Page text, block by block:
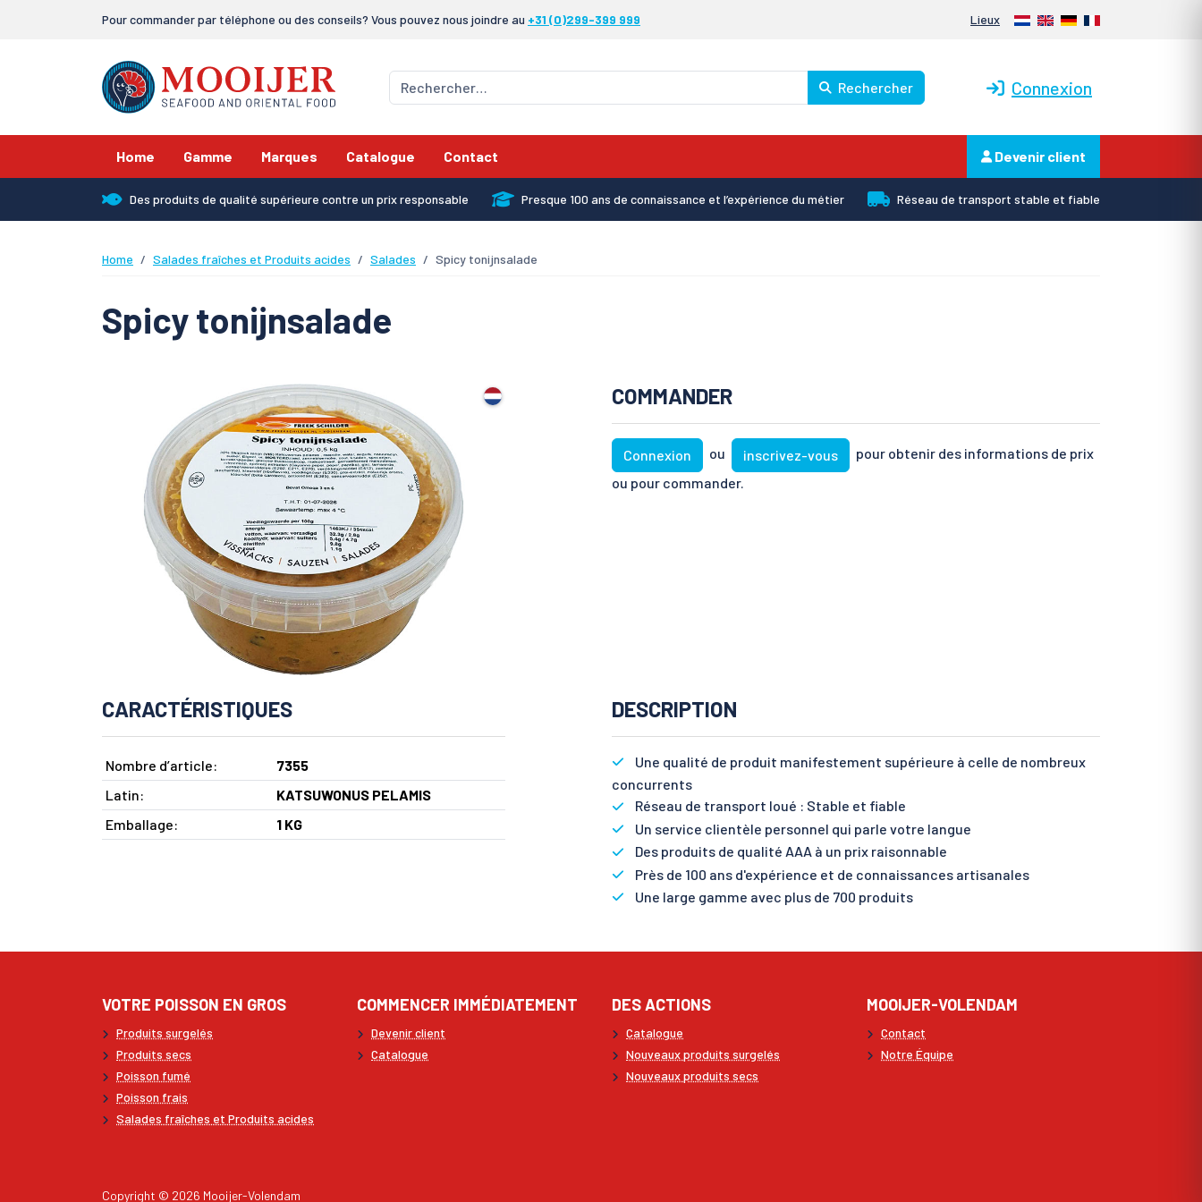
Pour commander par téléphone ou des conseils? Vous pouvez nous joindre au +31 (0)299-399 999 Lieux Nederlands
EnglishDeutschFrançais
Rechercher Connexion
Home Gamme Marques Catalogue Contact Devenir client
Des produits de qualité supérieure contre un prix responsable Presque 100 ans de connaissance et l’expérience du métier Réseau de transport stable et fiable
Home Salades fraîches et Produits acides Salades Spicy tonijnsalade
Spicy tonijnsalade
COMMANDER
Connexion ou inscrivez-vous
pour obtenir des informations de prix
ou pour commander.
CARACTÉRISTIQUES
Nombre d’article:
7355
Latin:
KATSUWONUS PELAMIS
Emballage:
1 KG
DESCRIPTION
Une qualité de produit manifestement supérieure à celle de nombreux
concurrents
Réseau de transport loué : Stable et fiable
Un service clientèle personnel qui parle votre langue
Des produits de qualité AAA à un prix raisonnable
Près de 100 ans d'expérience et de connaissances artisanales
Une large gamme avec plus de 700 produits
VOTRE POISSON EN GROS
Produits surgelés
Produits secs
Poisson fumé
Poisson frais
Salades fraîches et Produits acides
COMMENCER IMMÉDIATEMENT
Devenir client
Catalogue
DES ACTIONS
Catalogue
Nouveaux produits surgelés
Nouveaux produits secs
MOOIJER-VOLENDAM
Contact
Notre Équipe
Copyright © 2026 Mooijer-Volendam